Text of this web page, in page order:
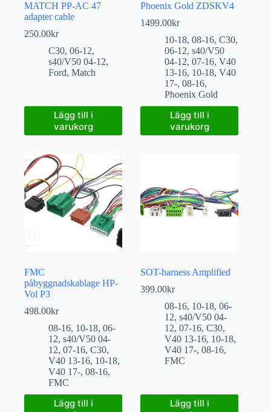
MATCH PP-AC 47
adapter cable
250.00kr
C30, 06-12,
s40/V50 04-12,
Ford, Match
Lägg till i
varukorg
Phoenix Gold ZDSKV4
1499.00kr
10-18,08-16,C30,
06-12,s40/V50
04-12,07-16,V40
13-16, 10-18,V40
17-,08-16,
Phoenix Gold
Lägg till i
varukorg
FMC
påbyggnadskablage HP-
Vol P3
498.00kr
08-16, 10-18, 06-
12, s40/V50 04-
12, 07-16, C30,
V40 13-16, 10-18,
V40 17-, 08-16,
FMC
Lägg till i
SOT-harness Amplified
399.00kr
08-16, 10-18,06-
12,s40/V50 04-
12,07-16,C30,
V40 13-16, 10-18,
V40 17-,08-16,
FMC
Lägg till i